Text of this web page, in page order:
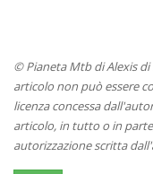
© Pianeta Mtb di Alexis
articolo non può essere
licenza concessa
articolo, in tutto o in
autorizzazione scritta